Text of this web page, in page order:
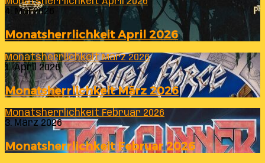
4. Mai 2026
Monatsherrlichkeit April 2026
Monatsherrlichkeit März 2026
1. April 2026
Monatsherrlichkeit März 2026
Monatsherrlichkeit Februar 2026
3. März 2026
Monatsherrlichkeit Februar 2026